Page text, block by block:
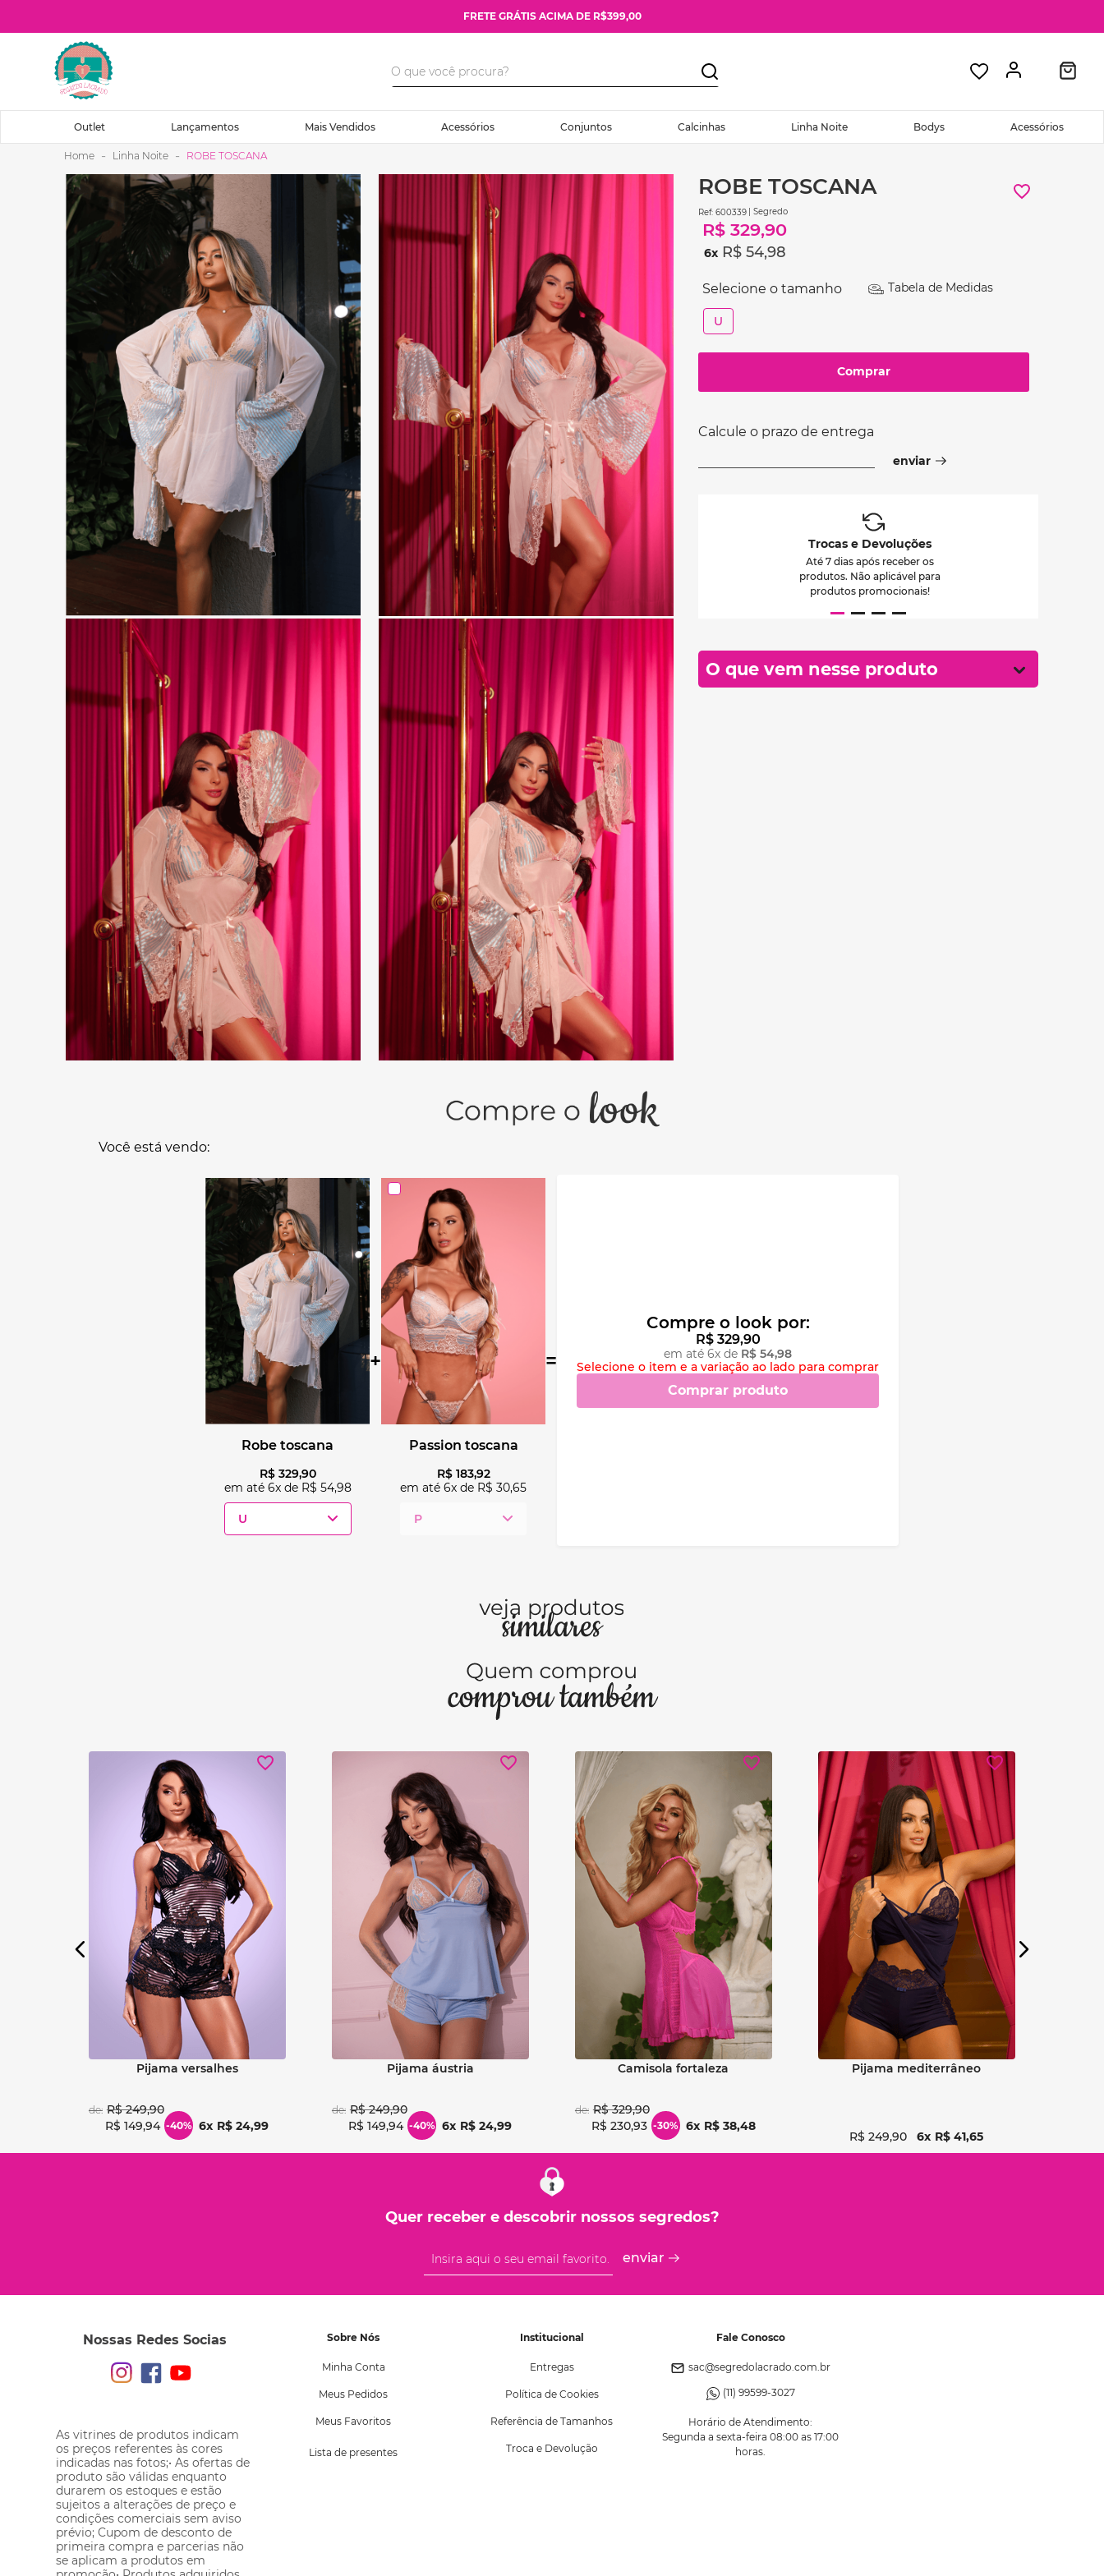
FRETE GRÁTIS ACIMA DE R$399,00
Outlet Lançamentos Mais Vendidos Acessórios Conjuntos Calcinhas Linha Noite Bodys Acessórios
Linha Noite ROBE TOSCANA
ROBE TOSCANA
: 600339 | Segredo
R$ 329,90
6 R$ 54,98
U
Tabela de Medidas
Comprar
Calcule o prazo de entrega
Trocas e Devoluções
Até 7 dias após receber os
produtos. Não aplicável para
produtos promocionais!
O que vem nesse produto
Você está vendo:
robe toscana
R$ 329,90
em até 6x de R$ 54,98
U
+
passion toscana
R$ 183,92
em até 6x de R$ 30,65
P
=
Compre o look por:
R$ 329,90
em até 6x de R$ 54,98
Selecione o item e a variação ao lado para comprar
Comprar produto
pijama versalhes
de: R$ 249,90
R$ 149,94 -40% 6 R$ 24,99
Ver detalhes
pijama áustria
de: R$ 249,90
R$ 149,94 -40% 6 R$ 24,99
Ver detalhes
camisola fortaleza
de: R$ 329,90
R$ 230,93 -30% 6 R$ 38,48
Ver detalhes
pijama mediterrâneo
R$ 249,90 6 R$ 41,65
Ver detalhes
Quer receber e descobrir nossos segredos?
enviar
Nossas Redes Socias
As vitrines de produtos indicam
os preços referentes às cores
indicadas nas fotos;• As ofertas de
produto são válidas enquanto
durarem os estoques e estão
sujeitos a alterações de preço e
condições comerciais sem aviso
prévio; Cupom de desconto de
primeira compra e parcerias não
se aplicam a produtos em
Sobre Nós
Minha Conta
Meus Pedidos
Meus Favoritos
Lista de presentes
Institucional
Entregas
Política de Cookies
Referência de Tamanhos
Troca e Devolução
Fale Conosco
sac@segredolacrado.com.br
(11) 99599-3027
Horário de Atendimento:
Segunda a sexta-feira 08:00 as 17:00
horas.